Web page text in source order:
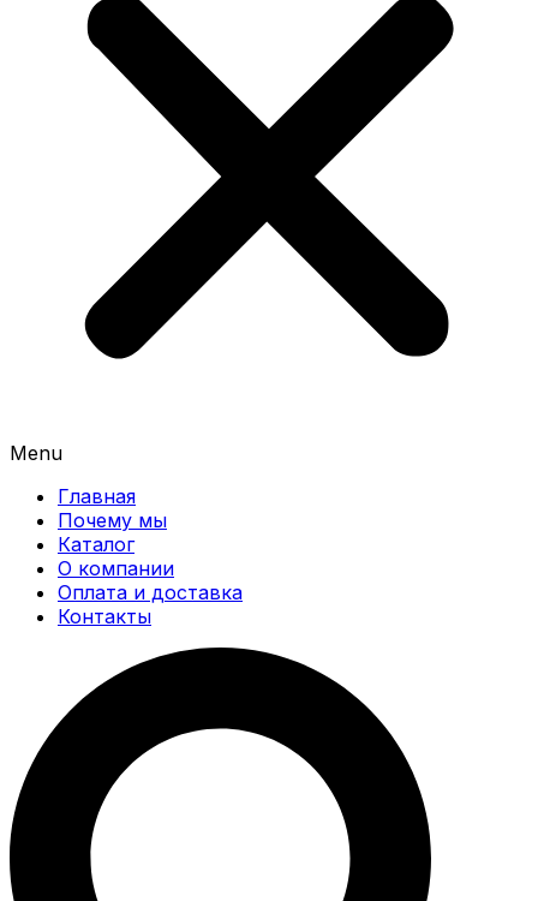
Menu
Главная
Почему мы
Каталог
О компании
Оплата и доставка
Контакты